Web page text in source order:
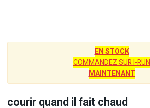
EN STOCK
COMMANDEZ SUR I-RUN
MAINTENANT
courir quand il fait chaud